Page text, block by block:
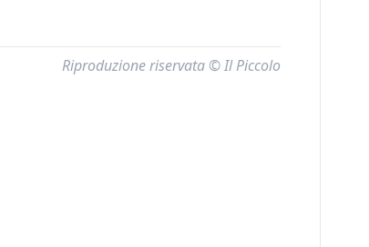
Riproduzione riservata © Il Piccolo